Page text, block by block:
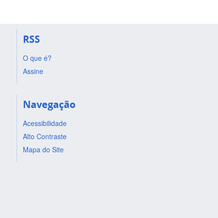
RSS
O que é?
Assine
Navegação
Acessibilidade
Alto Contraste
Mapa do Site